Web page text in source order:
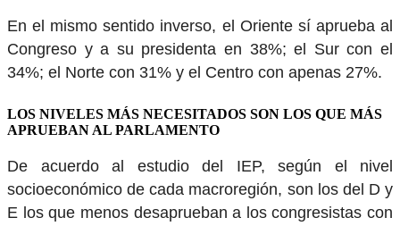
En el mismo sentido inverso, el Oriente sí aprueba al
Congreso y a su presidenta en 38%; el Sur con el
34%; el Norte con 31% y el Centro con apenas 27%.
LOS NIVELES MÁS NECESITADOS SON LOS QUE MÁS
APRUEBAN AL PARLAMENTO
De acuerdo al estudio del IEP, según el nivel
socioeconómico de cada macroregión, son los del D y
E los que menos desaprueban a los congresistas con